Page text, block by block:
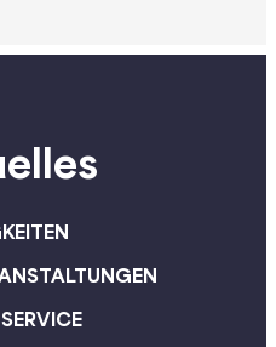
in
betonte: „Die